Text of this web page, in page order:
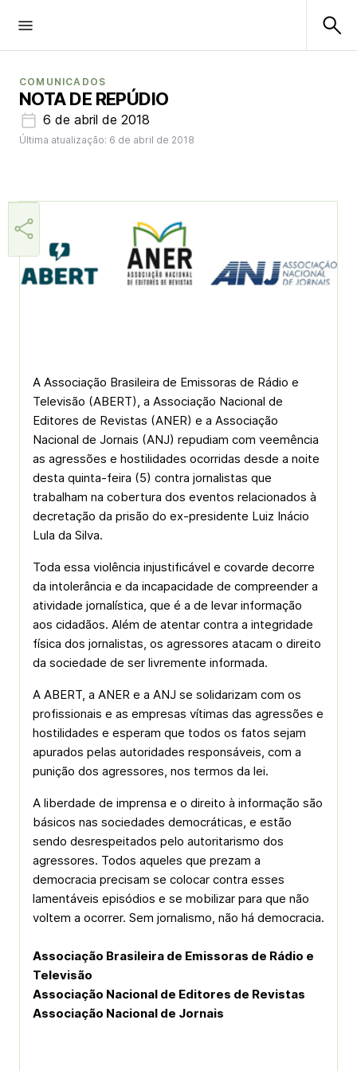
COMUNICADOS
NOTA DE REPÚDIO
6 de abril de 2018
Última atualização: 6 de abril de 2018
Aner
A Associação Brasileira de Emissoras de Rádio e
Televisão (ABERT), a Associação Nacional de
Editores de Revistas (ANER) e a Associação
Nacional de Jornais (ANJ) repudiam com veemência
as agressões e hostilidades ocorridas desde a noite
desta quinta-feira (5) contra jornalistas que
trabalham na cobertura dos eventos relacionados à
decretação da prisão do ex-presidente Luiz Inácio
Lula da Silva.
Toda essa violência injustificável e covarde decorre
da intolerância e da incapacidade de compreender a
atividade jornalística, que é a de levar informação
aos cidadãos. Além de atentar contra a integridade
física dos jornalistas, os agressores atacam o direito
da sociedade de ser livremente informada.
A ABERT, a ANER e a ANJ se solidarizam com os
profissionais e as empresas vítimas das agressões e
hostilidades e esperam que todos os fatos sejam
apurados pelas autoridades responsáveis, com a
punição dos agressores, nos termos da lei.
A liberdade de imprensa e o direito à informação são
básicos nas sociedades democráticas, e estão
sendo desrespeitados pelo autoritarismo dos
agressores. Todos aqueles que prezam a
democracia precisam se colocar contra esses
lamentáveis episódios e se mobilizar para que não
voltem a ocorrer. Sem jornalismo, não há democracia.
Associação Brasileira de Emissoras de Rádio e
Televisão
Associação Nacional de Editores de Revistas
Associação Nacional de Jornais